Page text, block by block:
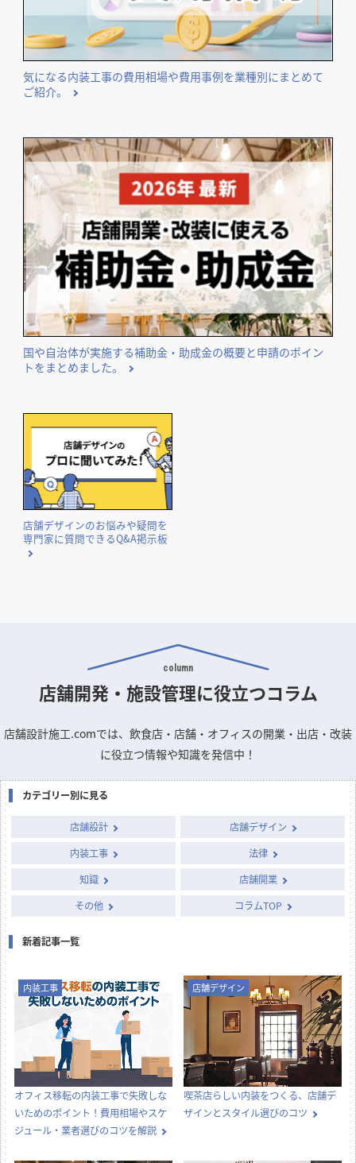
気になる内装工事の費用相場や費用事例を業種別にまとめて
ご紹介。
国や自治体が実施する補助金・助成金の概要と申請のポイン
トをまとめました。
店舗デザインのお悩みや疑問を
専門家に質問できるQ&A掲示板
column
店舗開発・施設管理に役立つコラム
店舗設計施工.comでは、飲食店・店舗・オフィスの開業・出店・改装
に役立つ情報や知識を発信中！
カテゴリー別に見る
店舗設計
店舗デザイン
内装工事
法律
知識
店舗開業
その他
コラムTOP
新着記事一覧
内装工事
オフィス移転の内装工事で失敗しな
いためのポイント！費用相場やスケ
ジュール・業者選びのコツを解説
店舗デザイン
喫茶店らしい内装をつくる、店舗デ
ザインとスタイル選びのコツ